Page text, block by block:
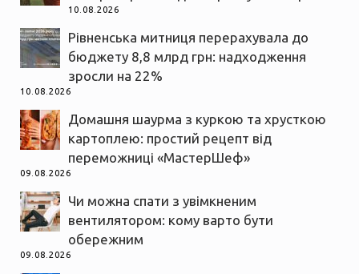
10.08.2026
Рівненська митниця перерахувала до
бюджету 8,8 млрд грн: надходження
зросли на 22%
10.08.2026
Домашня шаурма з куркою та хрусткою
картоплею: простий рецепт від
переможниці «МастерШеф»
09.08.2026
Чи можна спати з увімкненим
вентилятором: кому варто бути
обережним
09.08.2026